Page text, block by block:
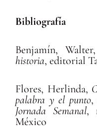
Bibliografía
Benjamín, Walter,
historia, editorial
Flores, Herlinda,
palabra y el punto,
Jornada Semanal,
México